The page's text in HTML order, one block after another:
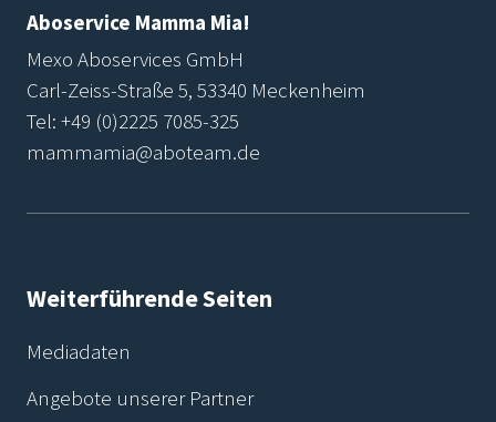
Aboservice Mamma Mia!
Mexo Aboservices GmbH
Carl-Zeiss-Straße 5, 53340 Meckenheim
Tel: +49 (0)2225 7085-325
mammamia@aboteam.de
Weiterführende Seiten
Mediadaten
Angebote unserer Partner